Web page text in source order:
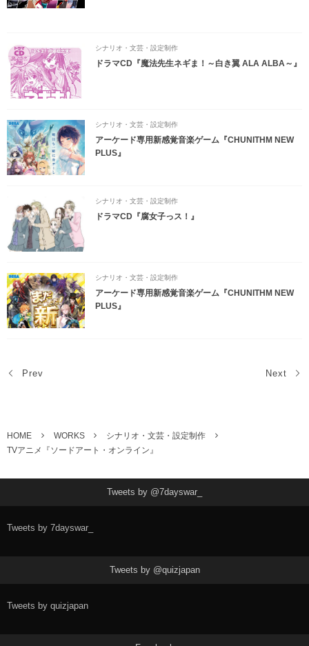
シナリオ・文芸・設定制作
ドラマCD『魔法先生ネギま！～白き翼 ALA ALBA～』
シナリオ・文芸・設定制作
アーケード専用新感覚音楽ゲーム『CHUNITHM NEW
PLUS』
シナリオ・文芸・設定制作
ドラマCD『腐女子っス！』
シナリオ・文芸・設定制作
アーケード専用新感覚音楽ゲーム『CHUNITHM NEW
PLUS』
Prev Next
HOME WORKS
シナリオ・文芸・設定制作
TVアニメ『ソードアート・オンライン』
Tweets by @7dayswar_
Tweets by 7dayswar_
Tweets by @quizjapan
Tweets by quizjapan